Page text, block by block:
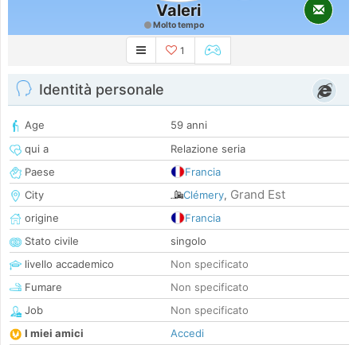
Valeri
Molto tempo
1
Identità personale
Age
59 anni
qui a
Relazione seria
Paese
Francia
City
Clémery, Grand Est
origine
Francia
Stato civile
singolo
livello accademico
Non specificato
Fumare
Non specificato
Job
Non specificato
I miei amici
Accedi